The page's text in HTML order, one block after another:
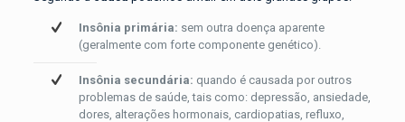
Insônia primária: sem outra doença aparente
(geralmente com forte componente genético).
Insônia secundária: quando é causada por outros
problemas de saúde, tais como: depressão, ansiedade,
dores, alterações hormonais, cardiopatias, refluxo,